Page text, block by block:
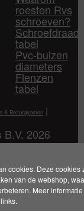
cookies. Deze cookies
van de webshop,
Meer
roesten Rvs
schroeven?
Schroefdraad
tabel
Pvc-buizen
diameters
Flenzen
tabel
& Bezorgkosten |
2026